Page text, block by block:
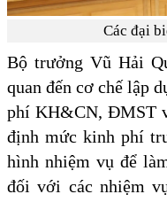
Các đại
Bộ trưởng Vũ Hải
quan đến cơ chế lập
phí KH&CN, ĐMST
định mức kinh phí
hình nhiệm vụ để
đối với các nhiệm